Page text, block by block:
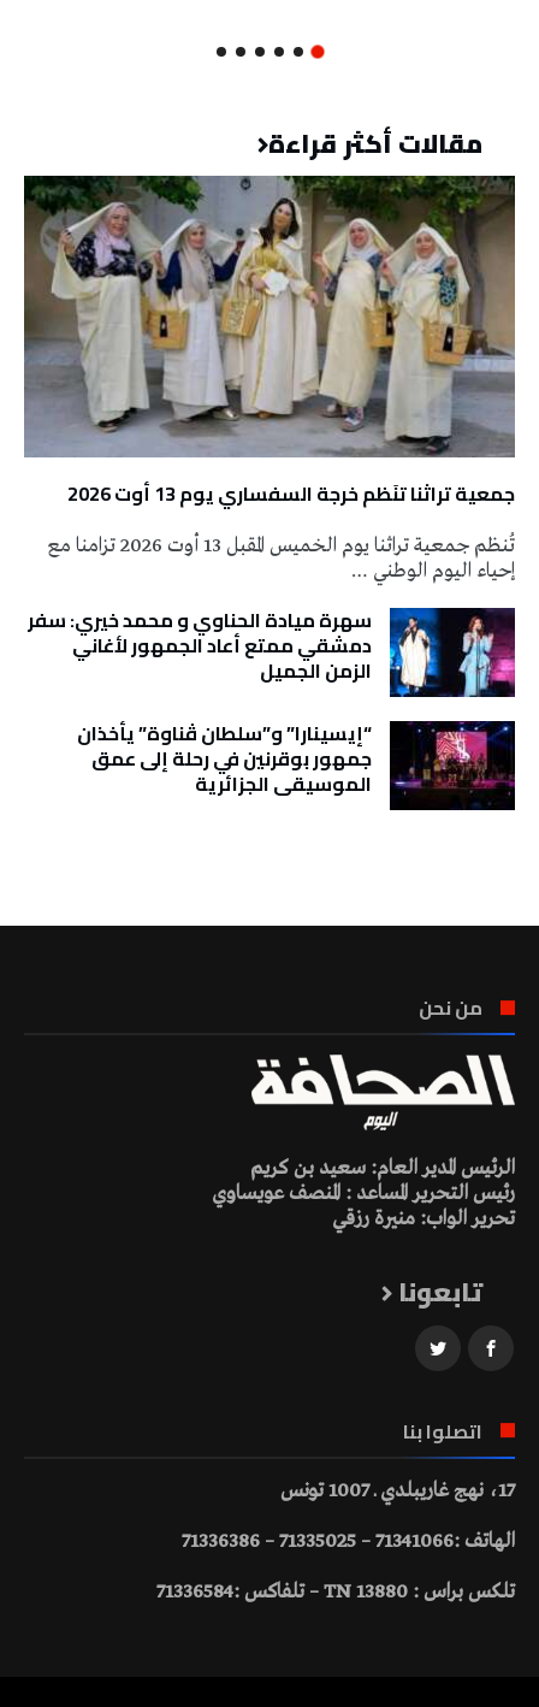
مقالات أكثر قراءة
جمعية تراثنا تنَظم خرجة السفساري يوم 13 أوت 2026
تُنظم جمعية تراثنا يوم الخميس المقبل 13 أوت 2026 تزامنا مع
إحياء اليوم الوطني …
سهرة ميادة الحناوي و محمد خيري: سفر
دمشقي ممتع أعاد الجمهور لأغاني
الزمن الجميل
“إيسينارا” و”سلطان ڤناوة” يأخذان
جمهور بوقرنين في رحلة إلى عمق
الموسيقى الجزائرية
من نحن
الرئيس المدير العام: سعيد بن كريم
رئيس التحرير المساعد : المنصف عويساوي
تحرير الواب: منيرة رزقي
تابعونا
اتصلوا بنا
17، نهج غاريبلدي ـ 1007 تونس
الهاتف :71341066 – 71335025 – 71336386
تلكس براس : 13880 TN – تلفاكس :71336584